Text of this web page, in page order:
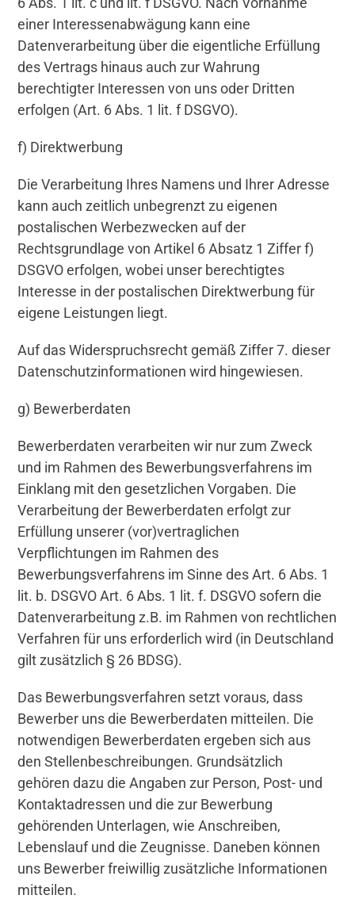
einer Interessenabwägung kann eine
Datenverarbeitung über die eigentliche Erfüllung
des Vertrags hinaus auch zur Wahrung
berechtigter Interessen von uns oder Dritten
erfolgen (Art. 6 Abs. 1 lit. f DSGVO).
f) Direktwerbung
Die Verarbeitung Ihres Namens und Ihrer Adresse
kann auch zeitlich unbegrenzt zu eigenen
postalischen Werbezwecken auf der
Rechtsgrundlage von Artikel 6 Absatz 1 Ziffer f)
DSGVO erfolgen, wobei unser berechtigtes
Interesse in der postalischen Direktwerbung für
eigene Leistungen liegt.
Auf das Widerspruchsrecht gemäß Ziffer 7. dieser
Datenschutzinformationen wird hingewiesen.
g) Bewerberdaten
Bewerberdaten verarbeiten wir nur zum Zweck
und im Rahmen des Bewerbungsverfahrens im
Einklang mit den gesetzlichen Vorgaben. Die
Verarbeitung der Bewerberdaten erfolgt zur
Erfüllung unserer (vor)vertraglichen
Verpflichtungen im Rahmen des
Bewerbungsverfahrens im Sinne des Art. 6 Abs. 1
lit. b. DSGVO Art. 6 Abs. 1 lit. f. DSGVO sofern die
Datenverarbeitung z.B. im Rahmen von rechtlichen
Verfahren für uns erforderlich wird (in Deutschland
gilt zusätzlich § 26 BDSG).
Das Bewerbungsverfahren setzt voraus, dass
Bewerber uns die Bewerberdaten mitteilen. Die
notwendigen Bewerberdaten ergeben sich aus
den Stellenbeschreibungen. Grundsätzlich
gehören dazu die Angaben zur Person, Post- und
Kontaktadressen und die zur Bewerbung
gehörenden Unterlagen, wie Anschreiben,
Lebenslauf und die Zeugnisse. Daneben können
uns Bewerber freiwillig zusätzliche Informationen
mitteilen.